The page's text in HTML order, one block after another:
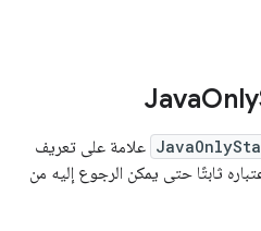
JavaOnly
علامة على تعريف
ثابتًا حتى يمكن الرجوع إليه من